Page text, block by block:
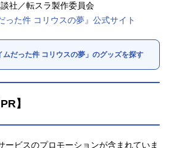
談社／転スラ製作委員会
った件 コリウスの夢』公式サイト
ムだった件 コリウスの夢」のグッズを探す
】
ビスのプロモーションが含まれていま